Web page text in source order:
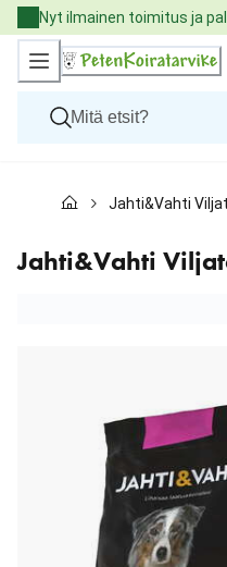
Skip
to
Content
Nyt ilmainen toimitus ja
Kissat
Eläinlääkäriruoat
Tuotemerkit
Jahti&Vahti
Jahti&Vahti